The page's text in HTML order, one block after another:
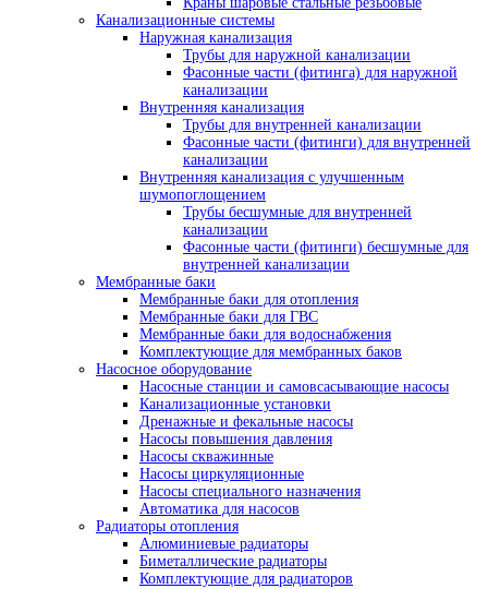
Канализационные системы
Наружная канализация
Трубы для наружной канализации
Фасонные части (фитинга) для наружной
канализации
Внутренняя канализация
Трубы для внутренней канализации
Фасонные части (фитинги) для внутренней
канализации
Внутренняя канализация с улучшенным
шумопоглощением
Трубы бесшумные для внутренней
канализации
Фасонные части (фитинги) бесшумные для
внутренней канализации
Мембранные баки
Мембранные баки для отопления
Мембранные баки для ГВС
Мембранные баки для водоснабжения
Комплектующие для мембранных баков
Насосное оборудование
Насосные станции и самовсасывающие насосы
Канализационные установки
Дренажные и фекальные насосы
Насосы повышения давления
Насосы скважинные
Насосы циркуляционные
Насосы специального назначения
Автоматика для насосов
Радиаторы отопления
Алюминиевые радиаторы
Биметаллические радиаторы
Комплектующие для радиаторов